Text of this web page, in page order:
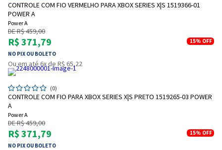
CONTROLE COM FIO VERMELHO PARA XBOX SERIES X|S 1519366-01
POWER A
Power A
DE R$ 459,00
R$ 371,79
NO PIX OU BOLETO
15% OFF
Ou em até 6x de R$ 65,22
(0)
CONTROLE COM FIO PARA XBOX SERIES X|S PRETO 1519265-03 POWER
A
Power A
DE R$ 459,00
R$ 371,79
NO PIX OU BOLETO
15% OFF